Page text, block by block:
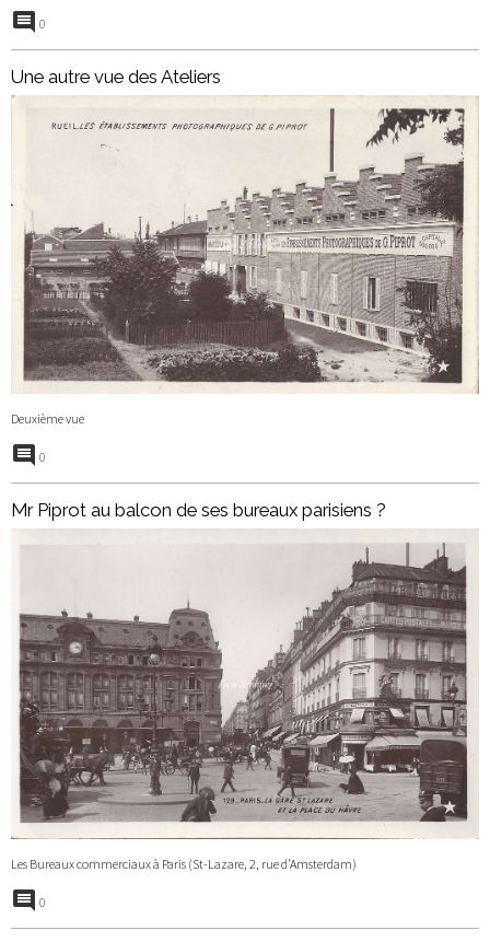
0
Une autre vue des Ateliers
Deuxième vue
0
Mr Piprot au balcon de ses bureaux parisiens ?
Les Bureaux commerciaux à Paris (St-Lazare, 2, rue d'Amsterdam)
0